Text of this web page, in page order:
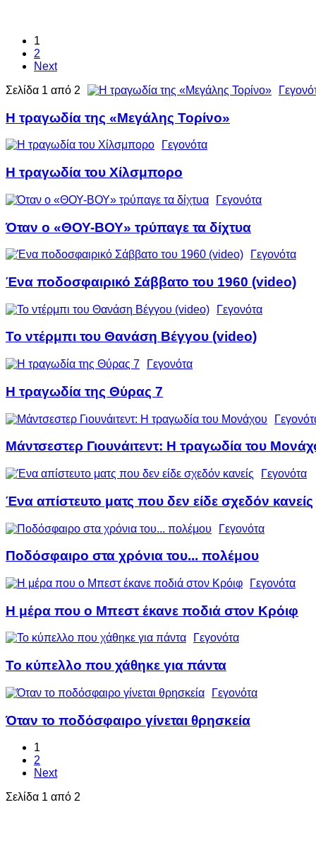
1
2
Next
Σελίδα 1 από 2
Η τραγωδία της «Μεγάλης Τορίνο»
Γεγονότα
Η τραγωδία του Χίλσμπορο
Γεγονότα
Όταν ο «ΘΟΥ-ΒΟΥ» τρύπαγε τα δίχτυα
Γεγονότα
Ένα ποδοσφαιρικό Σάββατο του 1960 (video)
Γεγονότα
Το ντέρμπι του Θανάση Βέγγου (video)
Γεγονότα
Η τραγωδία της Θύρας 7
Μάντσεστερ Γιουνάιτεντ: Η τραγωδία του
Γεγονότα
Ένα απίστευτο ματς που δεν είδε σχεδόν κανείς
Γεγονότα
Ποδόσφαιρο στα χρόνια του... πολέμου
Γεγονότα
Η μέρα που ο Μπεστ έκανε ποδιά στον Κρόιφ
Γεγονότα
Το κύπελλο που χάθηκε για πάντα
Γεγονότα
Όταν το ποδόσφαιρο γίνεται θρησκεία
1
2
Next
Σελίδα 1 από 2